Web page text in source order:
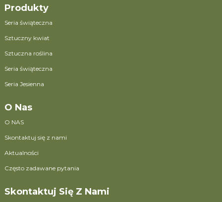
Produkty
Seria świąteczna
Sztuczny kwiat
Sztuczna roślina
Seria świąteczna
Seria Jesienna
O Nas
O NAS
Skontaktuj się z nami
Aktualności
Często zadawane pytania
Skontaktuj Się Z Nami